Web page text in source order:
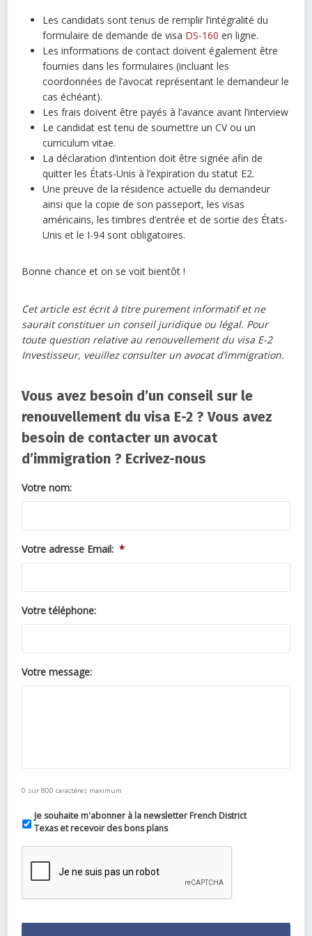
Les candidats sont tenus de remplir l’intégralité du
formulaire de demande de visa DS-160 en ligne.
Les informations de contact doivent également être
fournies dans les formulaires (incluant les
coordonnées de l’avocat représentant le demandeur le
cas échéant).
Les frais doivent être payés à l’avance avant l’interview
Le candidat est tenu de soumettre un CV ou un
curriculum vitae.
La déclaration d’intention doit être signée afin de
quitter les États-Unis à l’expiration du statut E2.
Une preuve de la résidence actuelle du demandeur
ainsi que la copie de son passeport, les visas
américains, les timbres d’entrée et de sortie des États-
Unis et le I-94 sont obligatoires.
Bonne chance et on se voit bientôt !
Cet article est écrit à titre purement informatif et ne
saurait constituer un conseil juridique ou légal. Pour
toute question relative au renouvellement du visa E-2
Investisseur, veuillez consulter un avocat d’immigration.
Vous avez besoin d’un conseil sur le
renouvellement du visa E-2 ? Vous avez
besoin de contacter un avocat
d’immigration ? Ecrivez-nous
Votre nom:
Votre adresse Email: *
Votre téléphone:
Votre message:
0 sur 800 caractères maximum
Je souhaite m'abonner à la newsletter French District
Texas et recevoir des bons plans